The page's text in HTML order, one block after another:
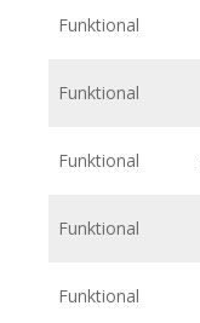
Funktional
Funktional
Funktional
Funktional
Funktional